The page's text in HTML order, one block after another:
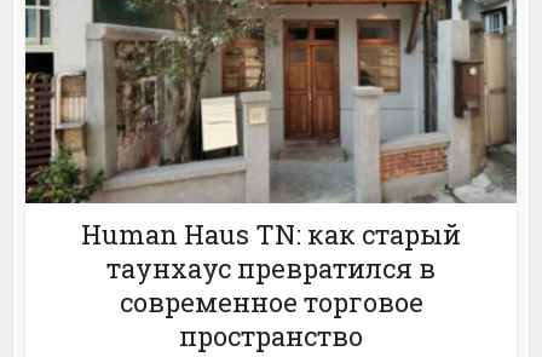
Human Haus TN: как старый
таунхаус превратился в
современное торговое
пространство